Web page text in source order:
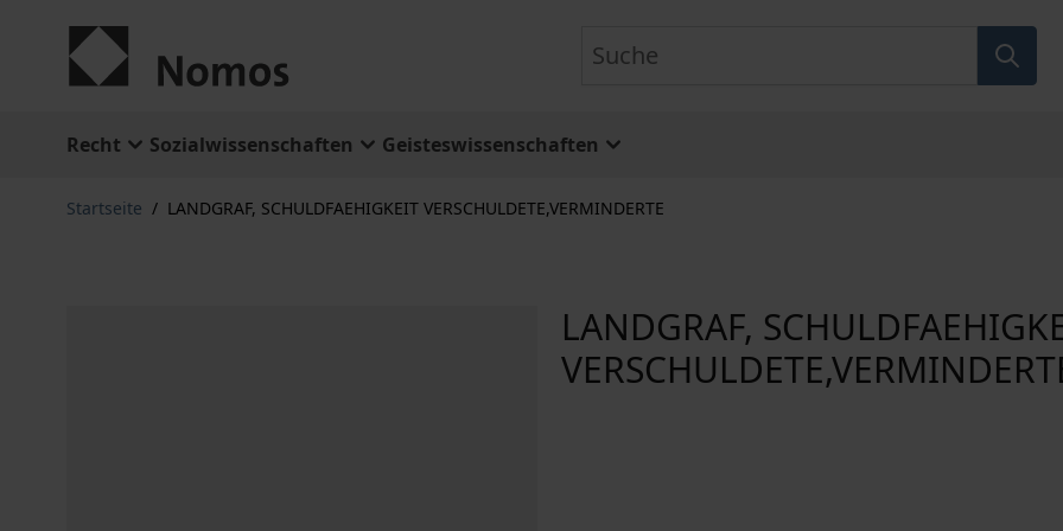
Recht Sozialwissenschaften Geisteswissenschaften
Startseite / LANDGRAF, SCHULDFAEHIGKEIT VERSCHULDETE,VERMINDERTE
LANDGRAF,